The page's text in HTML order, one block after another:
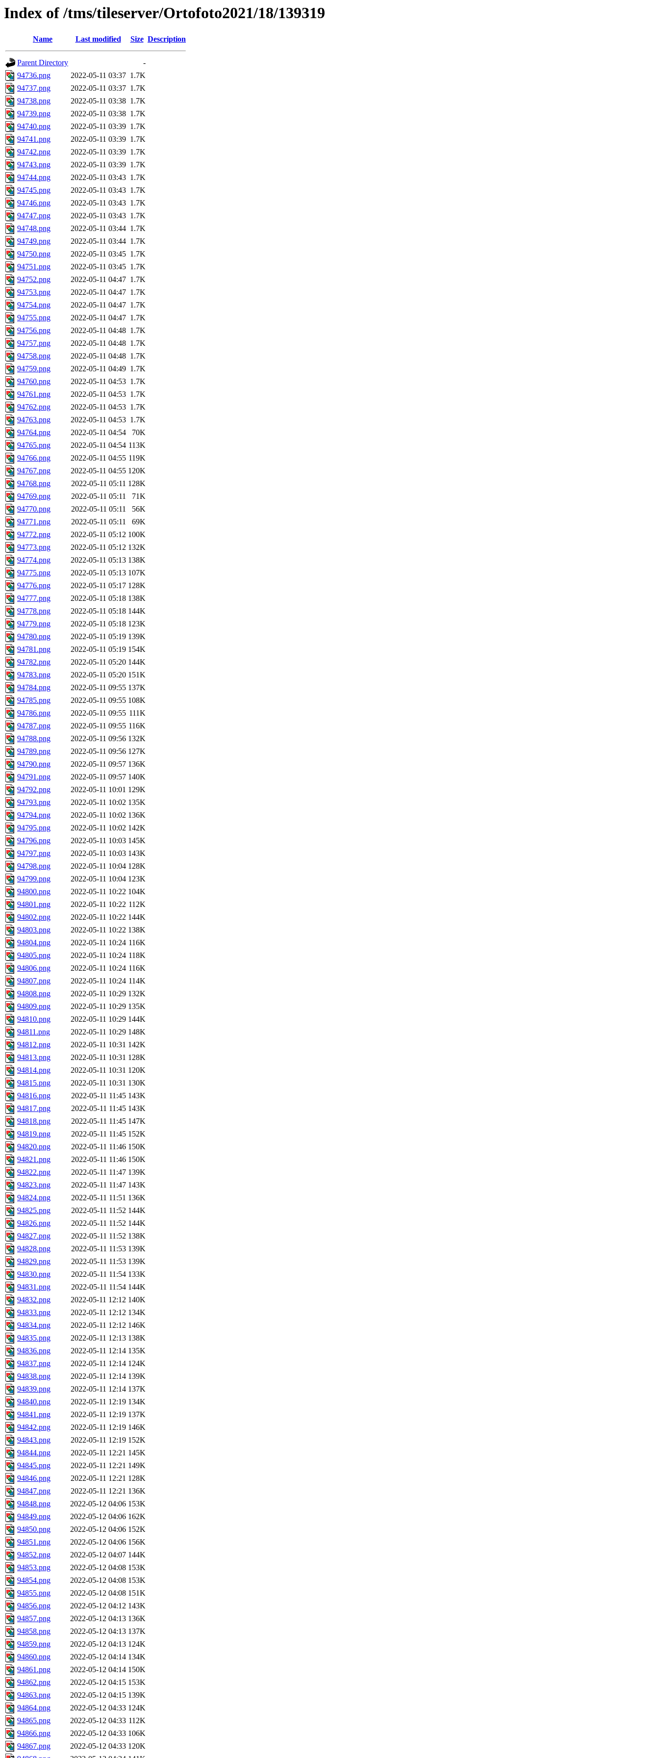
Index of /tms/tileserver/Ortofoto2021/18/139319
Name Last modified Size Description
Parent Directory
-
94736.png
2022-05-11 03:37 1.7K
94737.png
2022-05-11 03:37 1.7K
94738.png
2022-05-11 03:38 1.7K
94739.png
2022-05-11 03:38 1.7K
94740.png
2022-05-11 03:39 1.7K
94741.png
2022-05-11 03:39 1.7K
94742.png
2022-05-11 03:39 1.7K
94743.png
2022-05-11 03:39 1.7K
94744.png
2022-05-11 03:43 1.7K
94745.png
2022-05-11 03:43 1.7K
94746.png
2022-05-11 03:43 1.7K
94747.png
2022-05-11 03:43 1.7K
94748.png
2022-05-11 03:44 1.7K
94749.png
2022-05-11 03:44 1.7K
94750.png
2022-05-11 03:45 1.7K
94751.png
2022-05-11 03:45 1.7K
94752.png
2022-05-11 04:47 1.7K
94753.png
2022-05-11 04:47 1.7K
94754.png
2022-05-11 04:47 1.7K
94755.png
2022-05-11 04:47 1.7K
94756.png
2022-05-11 04:48 1.7K
94757.png
2022-05-11 04:48 1.7K
94758.png
2022-05-11 04:48 1.7K
94759.png
2022-05-11 04:49 1.7K
94760.png
2022-05-11 04:53 1.7K
94761.png
2022-05-11 04:53 1.7K
94762.png
2022-05-11 04:53 1.7K
94763.png
2022-05-11 04:53 1.7K
94764.png
2022-05-11 04:54
70K
94765.png
2022-05-11 04:54 113K
94766.png
2022-05-11 04:55 119K
94767.png
2022-05-11 04:55 120K
94768.png
2022-05-11 05:11 128K
94769.png
2022-05-11 05:11
71K
94770.png
2022-05-11 05:11
56K
94771.png
2022-05-11 05:11
69K
94772.png
2022-05-11 05:12 100K
94773.png
2022-05-11 05:12 132K
94774.png
2022-05-11 05:13 138K
94775.png
2022-05-11 05:13 107K
94776.png
2022-05-11 05:17 128K
94777.png
2022-05-11 05:18 138K
94778.png
2022-05-11 05:18 144K
94779.png
2022-05-11 05:18 123K
94780.png
2022-05-11 05:19 139K
94781.png
2022-05-11 05:19 154K
94782.png
2022-05-11 05:20 144K
94783.png
2022-05-11 05:20 151K
94784.png
2022-05-11 09:55 137K
94785.png
2022-05-11 09:55 108K
94786.png
2022-05-11 09:55 111K
94787.png
2022-05-11 09:55 116K
94788.png
2022-05-11 09:56 132K
94789.png
2022-05-11 09:56 127K
94790.png
2022-05-11 09:57 136K
94791.png
2022-05-11 09:57 140K
94792.png
2022-05-11 10:01 129K
94793.png
2022-05-11 10:02 135K
94794.png
2022-05-11 10:02 136K
94795.png
2022-05-11 10:02 142K
94796.png
2022-05-11 10:03 145K
94797.png
2022-05-11 10:03 143K
94798.png
2022-05-11 10:04 128K
94799.png
2022-05-11 10:04 123K
94800.png
2022-05-11 10:22 104K
94801.png
2022-05-11 10:22 112K
94802.png
2022-05-11 10:22 144K
94803.png
2022-05-11 10:22 138K
94804.png
2022-05-11 10:24 116K
94805.png
2022-05-11 10:24 118K
94806.png
2022-05-11 10:24 116K
94807.png
2022-05-11 10:24 114K
94808.png
2022-05-11 10:29 132K
94809.png
2022-05-11 10:29 135K
94810.png
2022-05-11 10:29 144K
94811.png
2022-05-11 10:29 148K
94812.png
2022-05-11 10:31 142K
94813.png
2022-05-11 10:31 128K
94814.png
2022-05-11 10:31 120K
94815.png
2022-05-11 10:31 130K
94816.png
2022-05-11 11:45 143K
94817.png
2022-05-11 11:45 143K
94818.png
2022-05-11 11:45 147K
94819.png
2022-05-11 11:45 152K
94820.png
2022-05-11 11:46 150K
94821.png
2022-05-11 11:46 150K
94822.png
2022-05-11 11:47 139K
94823.png
2022-05-11 11:47 143K
94824.png
2022-05-11 11:51 136K
94825.png
2022-05-11 11:52 144K
94826.png
2022-05-11 11:52 144K
94827.png
2022-05-11 11:52 138K
94828.png
2022-05-11 11:53 139K
94829.png
2022-05-11 11:53 139K
94830.png
2022-05-11 11:54 133K
94831.png
2022-05-11 11:54 144K
94832.png
2022-05-11 12:12 140K
94833.png
2022-05-11 12:12 134K
94834.png
2022-05-11 12:12 146K
94835.png
2022-05-11 12:13 138K
94836.png
2022-05-11 12:14 135K
94837.png
2022-05-11 12:14 124K
94838.png
2022-05-11 12:14 139K
94839.png
2022-05-11 12:14 137K
94840.png
2022-05-11 12:19 134K
94841.png
2022-05-11 12:19 137K
94842.png
2022-05-11 12:19 146K
94843.png
2022-05-11 12:19 152K
94844.png
2022-05-11 12:21 145K
94845.png
2022-05-11 12:21 149K
94846.png
2022-05-11 12:21 128K
94847.png
2022-05-11 12:21 136K
94848.png
2022-05-12 04:06 153K
94849.png
2022-05-12 04:06 162K
94850.png
2022-05-12 04:06 152K
94851.png
2022-05-12 04:06 156K
94852.png
2022-05-12 04:07 144K
94853.png
2022-05-12 04:08 153K
94854.png
2022-05-12 04:08 153K
94855.png
2022-05-12 04:08 151K
94856.png
2022-05-12 04:12 143K
94857.png
2022-05-12 04:13 136K
94858.png
2022-05-12 04:13 137K
94859.png
2022-05-12 04:13 124K
94860.png
2022-05-12 04:14 134K
94861.png
2022-05-12 04:14 150K
94862.png
2022-05-12 04:15 153K
94863.png
2022-05-12 04:15 139K
94864.png
2022-05-12 04:33 124K
94865.png
2022-05-12 04:33 112K
94866.png
2022-05-12 04:33 106K
94867.png
2022-05-12 04:33 120K